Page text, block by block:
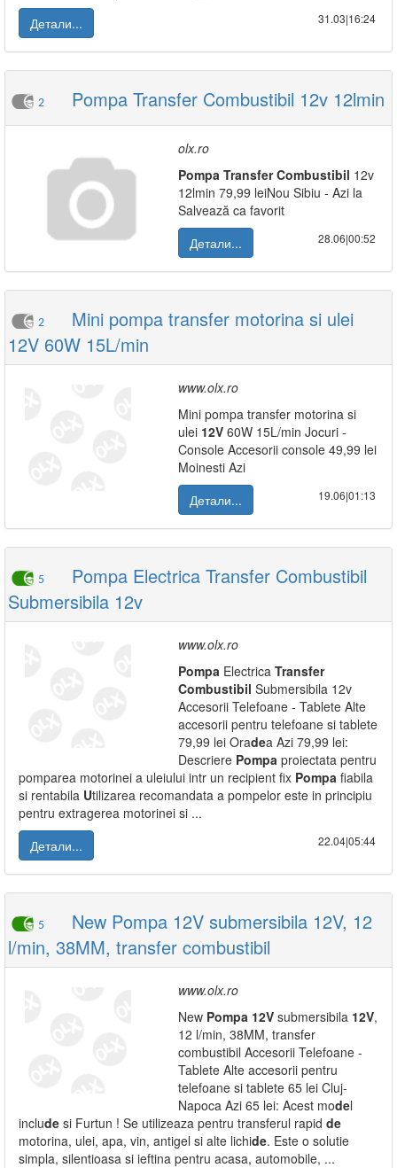
Детали...
31.03|16:24
2 Pompa Transfer Combustibil 12v 12lmin
olx.ro
Pompa Transfer Combustibil 12v
12lmin 79,99 leiNou Sibiu - Azi la
Salvează ca favorit
Детали...
28.06|00:52
2
Mini pompa transfer motorina si ulei
12V 60W 15L/min
www.olx.ro
Mini pompa transfer motorina si
ulei 12V 60W 15L/min Jocuri -
Console Accesorii console 49,99 lei
Moinesti Azi
Детали...
19.06|01:13
5
Pompa Electrica Transfer Combustibil
Submersibila 12v
www.olx.ro
Pompa Electrica Transfer
Combustibil Submersibila 12v
Accesorii Telefoane - Tablete Alte
accesorii pentru telefoane si tablete
79,99 lei Oradea Azi 79,99 lei:
Descriere Pompa proiectata pentru
pomparea motorinei a uleiului intr un recipient fix Pompa fiabila
si rentabila Utilizarea recomandata a pompelor este in principiu
pentru extragerea motorinei si ...
Детали...
22.04|05:44
5
New Pompa 12V submersibila 12V, 12
l/min, 38MM, transfer combustibil
www.olx.ro
New Pompa 12V submersibila 12V,
12 l/min, 38MM, transfer
combustibil Accesorii Telefoane -
Tablete Alte accesorii pentru
telefoane si tablete 65 lei Cluj-
Napoca Azi 65 lei: Acest model
include si Furtun ! Se utilizeaza pentru transferul rapid de
motorina, ulei, apa, vin, antigel si alte lichide. Este o solutie
simpla, silentioasa si ieftina pentru acasa, automobile, ...